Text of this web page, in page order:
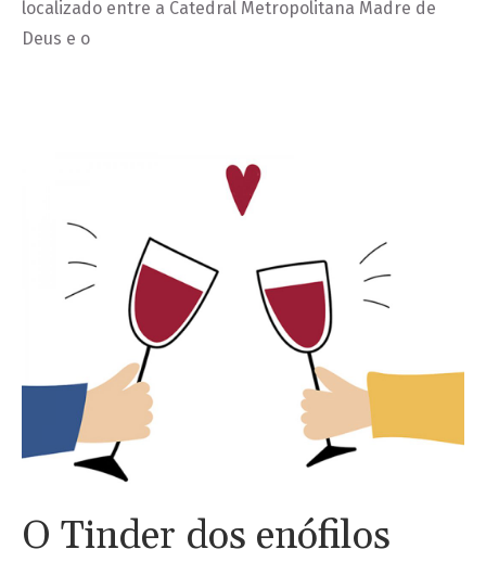
localizado entre a Catedral Metropolitana Madre de
Deus e o
O Tinder dos enófilos